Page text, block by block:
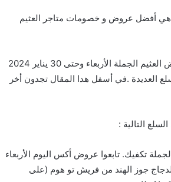
وحتى 30 يناير 2024 مهرجان البيت غير هي أفضل عروض و خصومات متاجر العثيم
تخفيضات othaim التي تضم علي احدث السلع الغذائية المتنوعة والشهية في عروض العثيم الجملة الأربعاء وحتى 30 يناير 2024
العديدة .في أسفل هدا المقال تجدون أخر
البيت غير | مقاضيك بالجملة تكفيك. تابعوا عروض أكس اليوم الأربعاء
كذلك كاري الدجاج جوز الهند من فريش تو هوم (على